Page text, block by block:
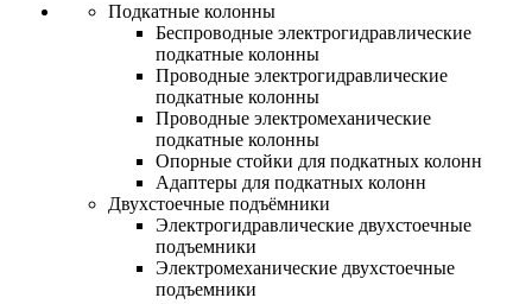
Подкатные колонны
Беспроводные электрогидравлические
подкатные колонны
Проводные электрогидравлические
подкатные колонны
Проводные электромеханические
подкатные колонны
Опорные стойки для подкатных колонн
Адаптеры для подкатных колонн
Двухстоечные подъёмники
Электрогидравлические двухстоечные
подъемники
Электромеханические двухстоечные
подъемники